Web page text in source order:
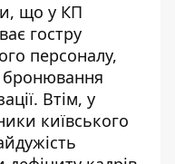
що у КП
гостру
персоналу,
бронювання
. Втім, у
київського